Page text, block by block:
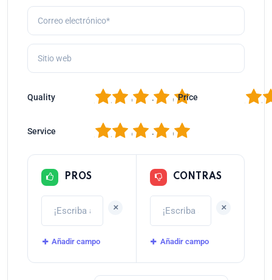
Quality 5
4
3
2 Price 2
Service 5
4
3
2
PROS
+
Añadir campo
CONTRAS
+
Añadir campo